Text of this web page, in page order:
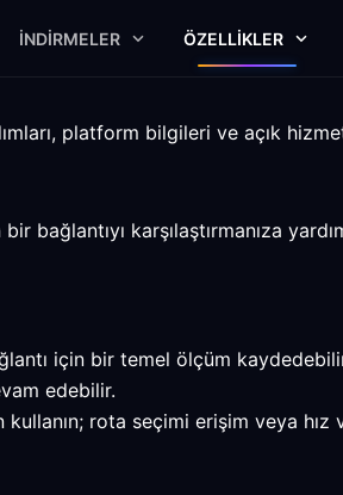
İNDIRMELER ÖZELLIKLER
platform bilgileri ve açık hizmet
bağlantıyı karşılaştırmanıza
için bir temel ölçüm
edebilir.
rota seçimi erişim veya